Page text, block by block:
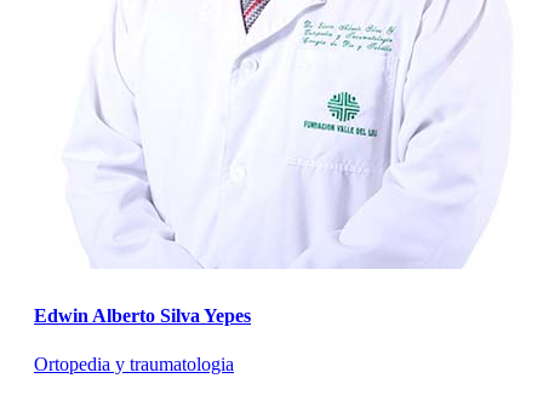
Edwin Alberto Silva Yepes
Ortopedia y traumatologia